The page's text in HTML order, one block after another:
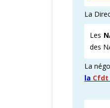
La
Les
des
La
la Cfdt